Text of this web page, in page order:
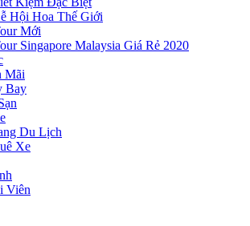
Hội Hoa Thế Giới
Mới
Singapore Malaysia Giá Rẻ 2020
Mãi
Bay
Du Lịch
Xe
Viên